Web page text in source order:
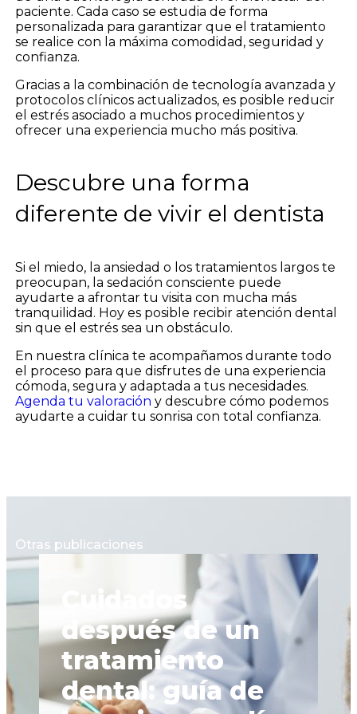
paciente. Cada caso se estudia de forma
personalizada para garantizar que el tratamiento
se realice con la máxima comodidad, seguridad y
confianza.
Gracias a la combinación de tecnología avanzada y
protocolos clínicos actualizados, es posible reducir
el estrés asociado a muchos procedimientos y
ofrecer una experiencia mucho más positiva.
Descubre una forma
diferente de vivir el dentista
Si el miedo, la ansiedad o los tratamientos largos te
preocupan, la sedación consciente puede
ayudarte a afrontar tu visita con mucha más
tranquilidad. Hoy es posible recibir atención dental
sin que el estrés sea un obstáculo.
En nuestra clínica te acompañamos durante todo
el proceso para que disfrutes de una experiencia
cómoda, segura y adaptada a tus necesidades.
Agenda tu valoración y descubre cómo podemos
ayudarte a cuidar tu sonrisa con total confianza.
Otras publicaciones
Cuidados
después de un
tratamiento
dental: guía de